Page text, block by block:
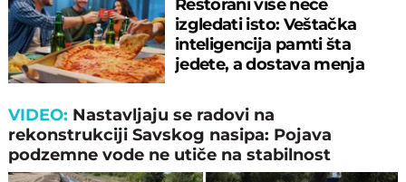
Restorani više neće
izgledati isto: Veštačka
inteligencija pamti šta
jedete, a dostava menja
VIDEO: Nastavljaјu se radovi na
rekonstrukciјi Savskog nasipa: Poјava
podzemne vode ne utiče na stabilnost